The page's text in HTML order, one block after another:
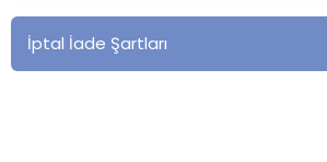
İptal İade Şartları